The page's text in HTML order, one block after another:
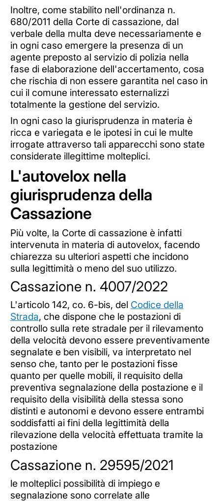
Inoltre, come stabilito nell'ordinanza n.
680/2011 della Corte di cassazione, dal
verbale della multa deve necessariamente e
in ogni caso emergere la presenza di un
agente preposto al servizio di polizia nella
fase di elaborazione dell'accertamento, cosa
che rischia di non essere garantita nel caso in
cui il comune interessato esternalizzi
totalmente la gestione del servizio.
In ogni caso la giurisprudenza in materia è
ricca e variegata e le ipotesi in cui le multe
irrogate attraverso tali apparecchi sono state
considerate illegittime molteplici.
L'autovelox nella
giurisprudenza della
Cassazione
Più volte, la Corte di cassazione è infatti
intervenuta in materia di autovelox, facendo
chiarezza su ulteriori aspetti che incidono
sulla legittimità o meno del suo utilizzo.
Cassazione n. 4007/2022
L'articolo 142, co. 6-bis, del Codice della
Strada, che dispone che le postazioni di
controllo sulla rete stradale per il rilevamento
della velocità devono essere preventivamente
segnalate e ben visibili, va interpretato nel
senso che, tanto per le postazioni fisse
quanto per quelle mobili, il requisito della
preventiva segnalazione della postazione e il
requisito della visibilità della stessa sono
distinti e autonomi e devono essere entrambi
soddisfatti ai fini della legittimità della
rilevazione della velocità effettuata tramite la
postazione
Cassazione n. 29595/2021
le molteplici possibilità di impiego e
segnalazione sono correlate alle